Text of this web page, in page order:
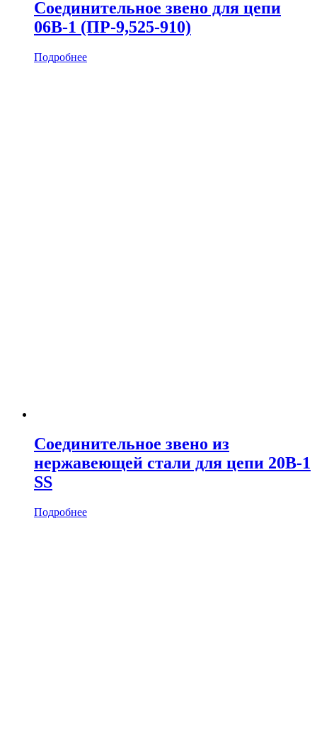
Соединительное звено для цепи
06B-1 (ПР-9,525-910)
Подробнее
Соединительное звено из
нержавеющей стали для цепи 20B-1
SS
Подробнее